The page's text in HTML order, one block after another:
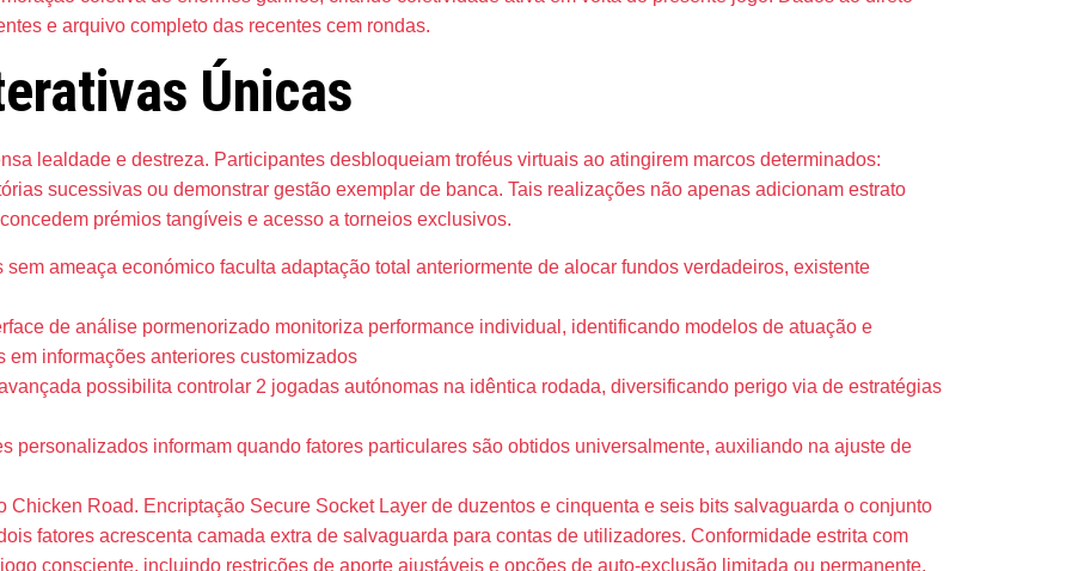
e arquivo completo das recentes cem rondas.
Únicas
lealdade e destreza. Participantes desbloqueiam troféus virtuais ao atingirem marcos determinados:
sucessivas ou demonstrar gestão exemplar de banca. Tais realizações não apenas adicionam estrato
prémios tangíveis e acesso a torneios exclusivos.
sem ameaça económico faculta adaptação total anteriormente de alocar fundos verdadeiros, existente
de análise pormenorizado monitoriza performance individual, identificando modelos de atuação e
informações anteriores customizados
possibilita controlar 2 jogadas autónomas na idêntica rodada, diversificando perigo via de estratégias
personalizados informam quando fatores particulares são obtidos universalmente, auxiliando na ajuste de
Chicken Road. Encriptação Secure Socket Layer de duzentos e cinquenta e seis bits salvaguarda o conjunto
fatores acrescenta camada extra de salvaguarda para contas de utilizadores. Conformidade estrita com
consciente, incluindo restrições de aporte ajustáveis e opções de auto-exclusão limitada ou permanente.